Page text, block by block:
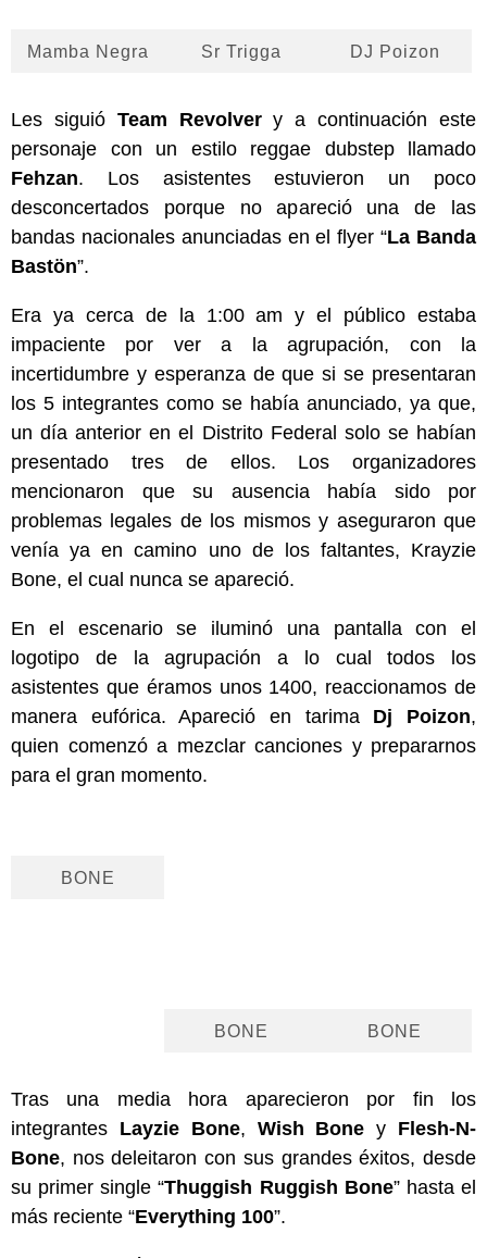
Mamba Negra Sr Trigga DJ Poizon
Les siguió Team Revolvery a continuación este
personaje con un estilo reggae dubstep llamado
Fehzan. Los asistentes estuvieron un poco
desconcertados porque no apareció una de las
bandas nacionales anunciadas en el flyer “La Banda
Bastön”.
Era ya cerca de la 1:00 am y el público estaba
impaciente por ver a la agrupación, con la
incertidumbre y esperanza de que si se presentaran
los 5 integrantes como se había anunciado, ya que,
un día anterior en el Distrito Federal solo se habían
presentado tres de ellos. Los organizadores
mencionaron que su ausencia había sido por
problemas legales de los mismos y aseguraron que
venía ya en camino uno de los faltantes, Krayzie
Bone, el cual nunca se apareció.
En el escenario se iluminó una pantalla con el
logotipo de la agrupación a lo cual todos los
asistentes que éramos unos 1400, reaccionamos de
manera eufórica. Apareció en tarima Dj Poizon,
quien comenzó a mezclar canciones y prepararnos
para el gran momento.
BONE
BONE BONE
Tras una media hora aparecieron por fin los
integrantes Layzie Bone, Wish Bone y Flesh-N-
Bone, nos deleitaron con sus grandes éxitos, desde
su primer single “Thuggish Ruggish Bone” hasta el
más reciente “Everything 100”.